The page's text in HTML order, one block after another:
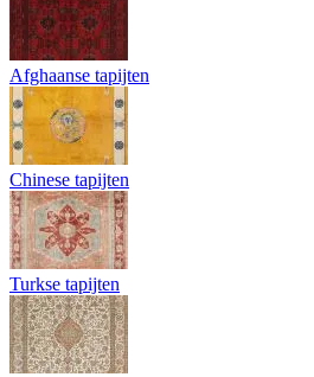
Afghaanse tapijten
Chinese tapijten
Turkse tapijten